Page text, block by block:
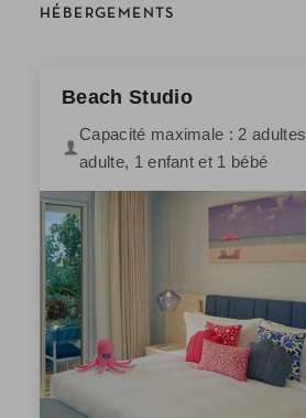
HÉBERGEMENTS
Beach Studio
Capacité maximale : 2
adulte, 1 enfant et 1 bébé